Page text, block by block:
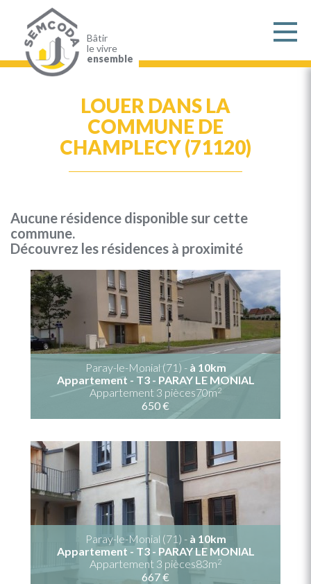
contenu
principal
Bâtir
le vivre
ensemble
LOUER DANS LA
COMMUNE DE
CHAMPLECY (71120)
Aucune résidence disponible sur cette
commune.
Découvrez les résidences à proximité
Paray-le-Monial (71) - à 10km
Appartement - T3 - PARAY LE MONIAL
Appartement 3 pièces70m2
650 €
Paray-le-Monial (71) - à 10km
Appartement - T3 - PARAY LE MONIAL
Appartement 3 pièces83m2
667 €